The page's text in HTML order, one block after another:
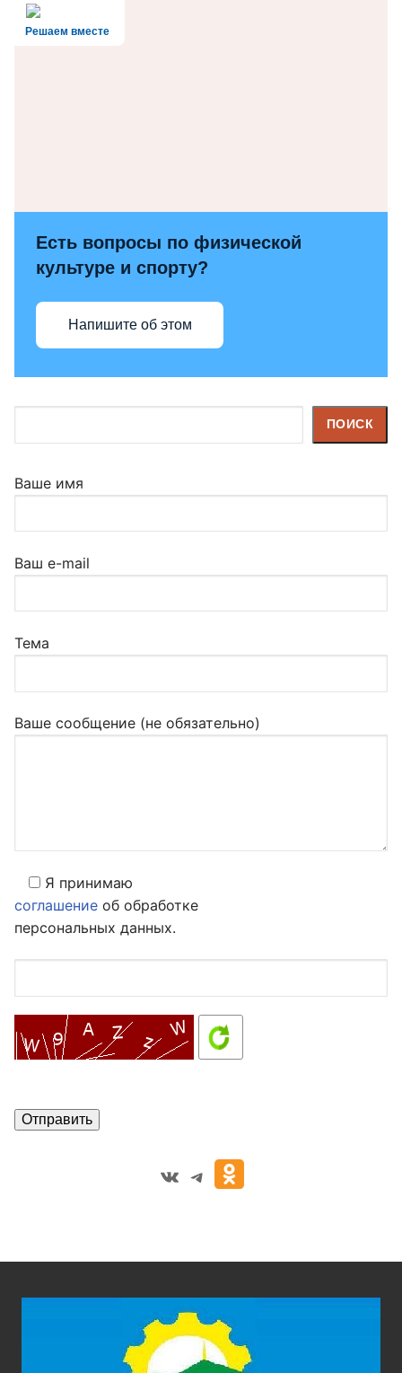
Решаем вместе
Есть вопросы по физической
культуре и спорту?
Напишите об этом
ПОИСК
Ваше имя
Ваш e-mail
Тема
Ваше сообщение (не обязательно)
Я принимаю
соглашение об обработке
персональных данных.
VK Telegram